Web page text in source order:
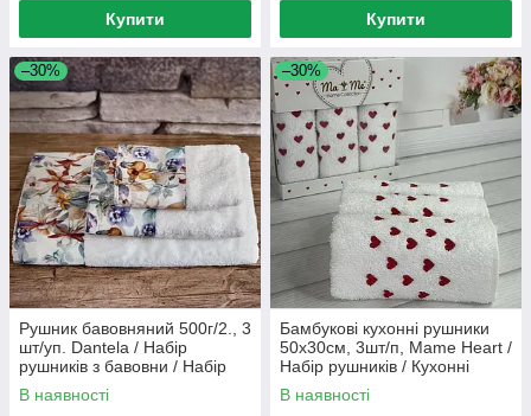
Купити Купити
–30%
Рушник бавовняний 500г/2., 3
шт/уп. Dantela / Набір
рушників з бавовни / Набір
рушників
В наявності
–30%
Бамбукові кухонні рушники
50х30см, 3шт/п, Mame Heart /
Набір рушників / Кухонні
рушники
В наявності